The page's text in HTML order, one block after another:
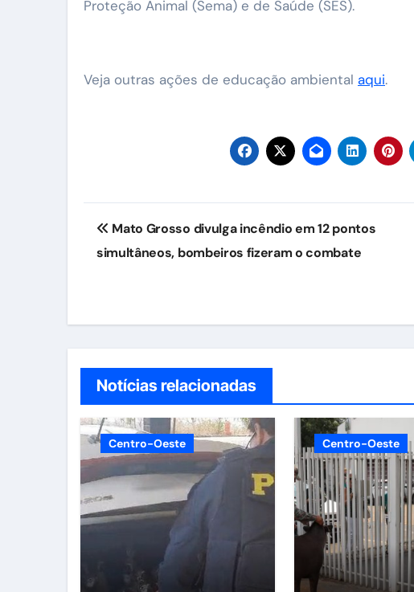
Proteção Animal (Sema) e de Saúde (SES).
Veja outras ações de educação ambiental aqui.
Navegação
de
Mato Grosso divulga incêndio em 12 pontos
simultâneos, bombeiros fizeram o combate
Notícias relacionadas
Centro-Oeste Centro-Oeste